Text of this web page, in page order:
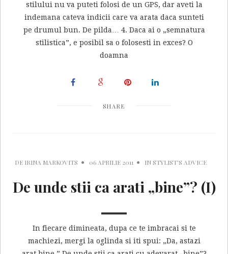
stilului nu va puteti folosi de un GPS, dar aveti la
indemana cateva indicii care va arata daca sunteti
pe drumul bun. De pilda… 4. Daca ai o „semnatura
stilistica”, e posibil sa o folosesti in exces? O
doamna
SHARE
DE IRINA MARKOVITS 06 APRILIE 2011 IN STYLIST'S ADVICE
De unde stii ca arati „bine”? (I)
In fiecare dimineata, dupa ce te imbracai si te
machiezi, mergi la oglinda si iti spui: „Da, astazi